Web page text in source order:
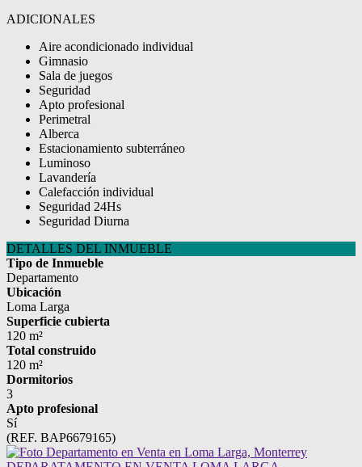
ADICIONALES
Aire acondicionado individual
Gimnasio
Sala de juegos
Seguridad
Apto profesional
Perimetral
Alberca
Estacionamiento subterráneo
Luminoso
Lavandería
Calefacción individual
Seguridad 24Hs
Seguridad Diurna
DETALLES DEL INMUEBLE
Tipo de Inmueble
Departamento
Ubicación
Loma Larga
Superficie cubierta
120 m²
Total construido
120 m²
Dormitorios
3
Apto profesional
Sí
(REF. BAP6679165)